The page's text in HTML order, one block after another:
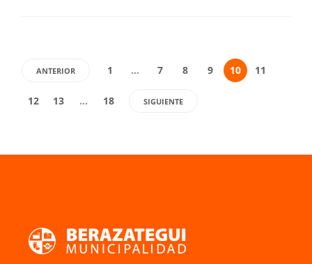
ANTERIOR 1 … 7 8 9 10 11
12 13 … 18 SIGUIENTE